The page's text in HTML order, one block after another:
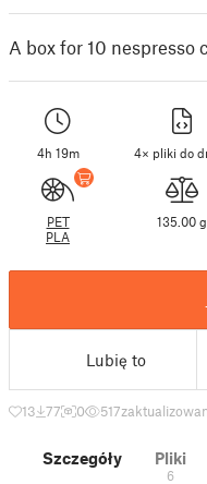
A box for 10 nespresso
4h 19m 4× pliki do
PET
PLA
135.00 g
Lubię to
13 77 0 517
Szczegóły Pliki
6